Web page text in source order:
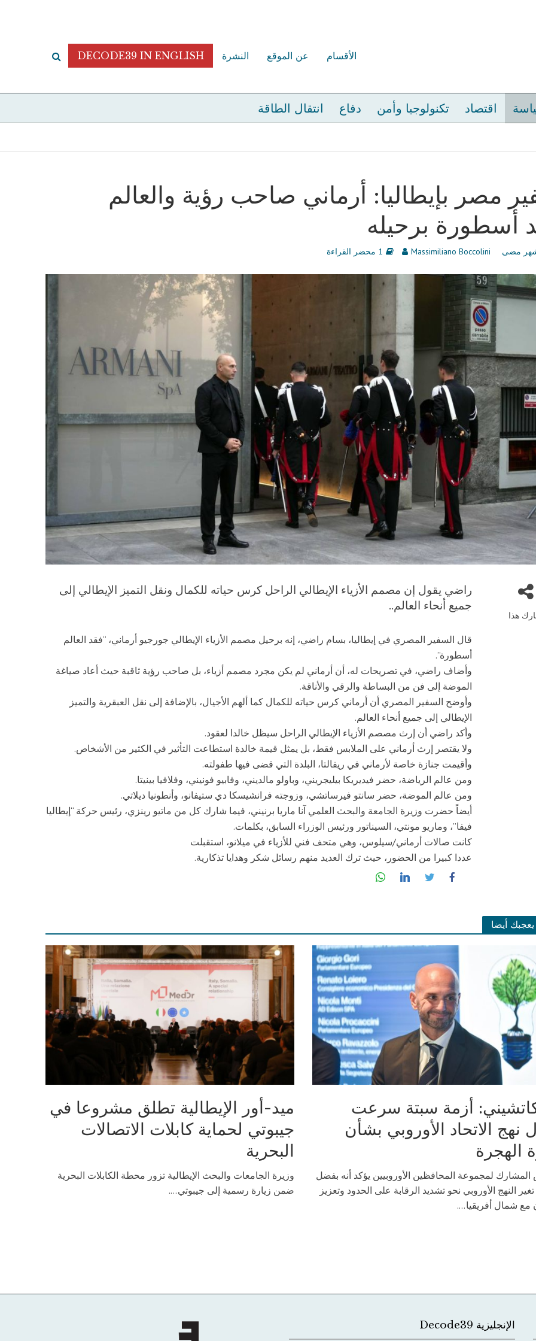
الأقسام عن الموقع النشرة DECODE39 IN ENGLISH
اقتصاد تكنولوجيا وأمن دفاع انتقال الطاقة
مصر بإيطاليا: أرماني صاحب رؤية والعالم
أسطورة برحيله
Massimiliano Boccolini 1 محضر القراءة
هذا
راضي يقول إن مصمم الأزياء الإيطالي الراحل كرس حياته للكمال ونقل التميز الإيطالي إلى
جميع أنحاء العالم..
قال السفير المصري في إيطاليا، بسام راضي، إنه برحيل مصمم الأزياء الإيطالي جورجيو أرماني، “فقد العالم
أسطورة”.
وأضاف راضي، في تصريحات له، أن أرماني لم يكن مجرد مصمم أزياء، بل صاحب رؤية ثاقبة حيث أعاد صياغة
الموضة إلى فن من البساطة والرقي والأناقة.
وأوضح السفير المصري أن أرماني كرس حياته للكمال كما ألهم الأجيال، بالإضافة إلى نقل العبقرية والتميز
الإيطالي إلى جميع أنحاء العالم.
وأكد راضي أن إرث مصصم الأزياء الإيطالي الراحل سيظل خالدا لعقود.
ولا يقتصر إرث أرماني على الملابس فقط، بل يمثل قيمة خالدة استطاعت التأثير في الكثير من الأشخاص.
وأقيمت جنازة خاصة لأرماني في ريفالتا، البلدة التي قضى فيها طفولته.
ومن عالم الرياضة، حضر فيديريكا بيليجريني، وباولو مالديني، وفابيو فونيني، وفلافيا بينيتا.
ومن عالم الموضة، حضر سانتو فيرساتشي، وزوجته فرانشيسكا دي ستيفانو، وأنطونيا ديلاتي.
أيضاً حضرت وزيرة الجامعة والبحث العلمي آنا ماريا برنيني، فيما شارك كل من ماتيو رينزي، رئيس حركة “إيطاليا
فيفا”، وماريو مونتي، السيناتور ورئيس الوزراء السابق، بكلمات.
كانت صالات أرماني/سيلوس، وهي متحف فني للأزياء في ميلانو، استقبلت
عددا كبيرا من الحضور، حيث ترك العديد منهم رسائل شكر وهدايا تذكارية.
يعجبك أيضا
أزمة سبتة سرعت
نهج الاتحاد الأوروبي بشأن
الهجرة
المشارك لمجموعة المحافظين الأوروبيين يؤكد أنه بفضل
تغير النهج الأوروبي نحو تشديد الرقابة على الحدود وتعزيز
مع شمال أفريقيا....
ميد-أور الإيطالية تطلق مشروعا في
جيبوتي لحماية كابلات الاتصالات
البحرية
وزيرة الجامعات والبحث الإيطالية تزور محطة الكابلات البحرية
ضمن زيارة رسمية إلى جيبوتي....
الإنجليزية Decode39